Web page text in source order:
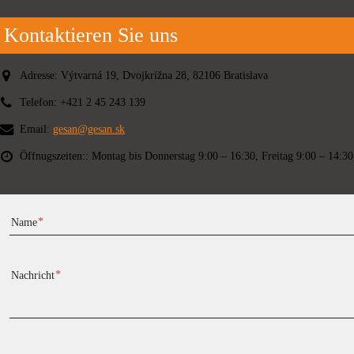
Kontaktieren Sie uns
Adresse: Výtvarná 19, Dvojkrížna 28, 82106 Bratislava
Telefon: +421 2 45 243 139
Email: gesan@gesan.sk
Öffnugszeiten:: Montag bis Donnerstag 9:00 – 16:30, Freitag 9:00 – 14:30
Name
Nachricht